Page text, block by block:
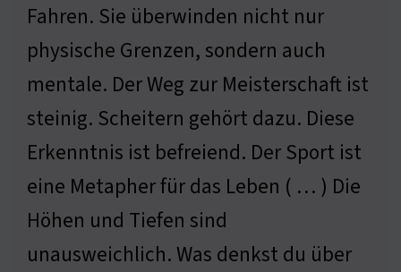
Fahren. Sie überwinden nicht nur
physische Grenzen, sondern auch
mentale. Der Weg zur Meisterschaft ist
steinig. Scheitern gehört dazu. Diese
Erkenntnis ist befreiend. Der Sport ist
eine Metapher für das Leben ( … ) Die
Höhen und Tiefen sind
unausweichlich. Was denkst du über